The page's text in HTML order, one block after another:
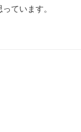
ています。